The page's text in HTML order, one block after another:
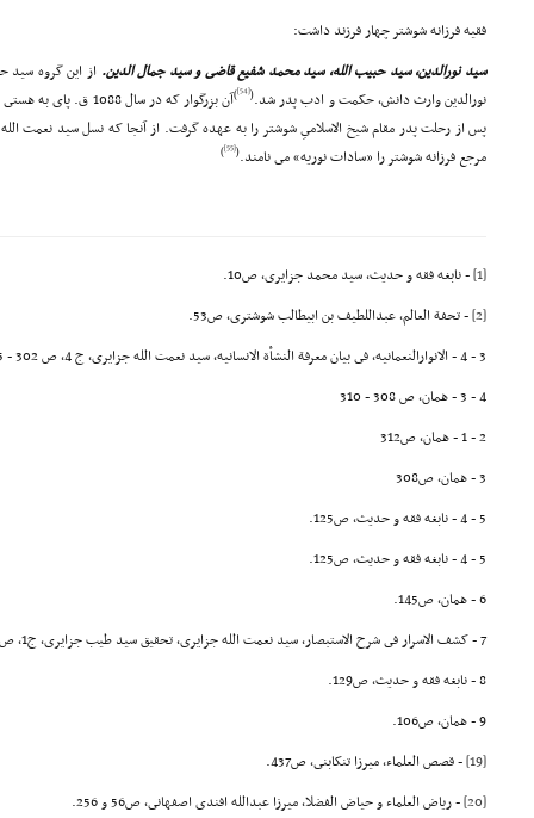
فقیه فرزانه شوشتر چهار فرزند داشت:
سید نورالدین، سید حبیب الله، سید محمد شفیع قاضى و سید جمال الدین. از این گروه
نورالدین وارث دانش، حکمت و ادب پدر شد.(
[54]
)
آن بزرگوار که در سال
پس از رحلت پدر مقام شیخ الاسلامىِ شوشتر را به عهده گرفت. از آنجا که نسل سید نعمت الله
مرجع فرزانه شوشتر را «سادات نوریه» مى نامند.(
[55]
)
[1] - نابغه فقه و حدیث، سید محمد جزایرى، ص10.
[2] - تحفة العالم، عبداللطیف بن ابیطالب شوشترى، ص53.
3 - 4 - الانوارالنعمانیه، فى بیان معرفة النشأة الانسانیه، سید نعمت الله جزایرى، ج 4، ص 302 - 3075 ـ 6 ـ همان، ص 308 - 310
4 - 3 - همان، ص 308 - 310
2 - 1 - همان، ص312
3 - همان، ص308
5 - 4 - نابغه فقه و حدیث، ص125.
5 - 4 - نابغه فقه و حدیث، ص125.
6 - همان، ص145.
7 - کشف الاسرار فى شرح الاستبصار، سید نعمت الله جزایرى، تحقیق سید طیب جزایرى، ج1، ص58.
8 - نابغه فقه و حدیث، ص129.
9 - همان، ص106.
[19]
- قصص العلماء، میرزا تنکابنى، ص437.
[20]
- ریاض العلماء و حیاض الفضلا، میرزا عبدالله افندى اصفهانى، ص56 و 256.